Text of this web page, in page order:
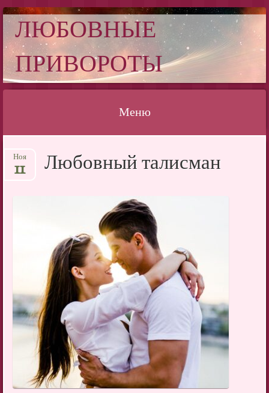
ЛЮБОВНЫЕ
ПРИВОРОТЫ
Меню
к
Любовный талисман
Ноя
11